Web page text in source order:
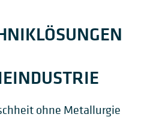
ohne Metallurgie